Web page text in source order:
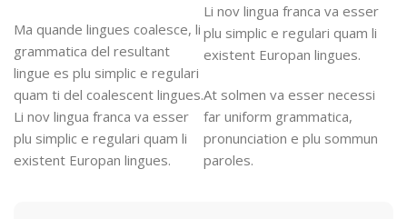
Ma quande lingues coalesce, li
grammatica del resultant
lingue es plu simplic e regulari
quam ti del coalescent lingues.
Li nov lingua franca va esser
plu simplic e regulari quam li
existent Europan lingues.
Li nov lingua franca va esser
plu simplic e regulari quam li
existent Europan lingues.
At solmen va esser necessi
far uniform grammatica,
pronunciation e plu sommun
paroles.